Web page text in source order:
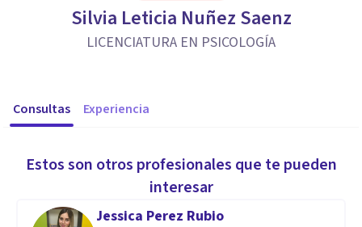
Silvia Leticia Nuñez Saenz
LICENCIATURA EN PSICOLOGÍA
Consultas Experiencia
Estos son otros profesionales que te pueden
interesar
Jessica Perez Rubio